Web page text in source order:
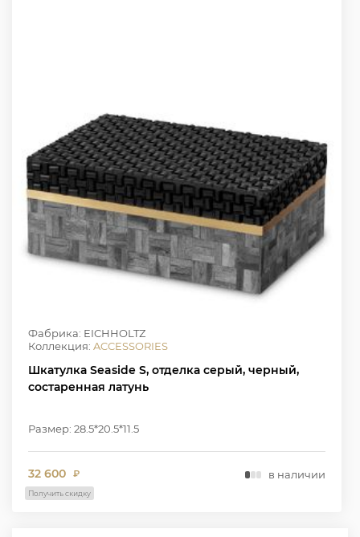
Фабрика: EICHHOLTZ
Коллекция: ACCESSORIES
Шкатулка Seaside S, отделка серый, черный,
состаренная латунь
Размер: 28.5*20.5*11.5
32 600 ₽ в наличии
Получить скидку